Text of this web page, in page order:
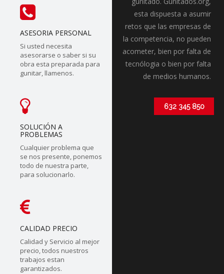
ASESORIA PERSONAL
Si usted necesita
asesorarse o saber si su
obra esta preparada para
gunitar, llamenos.
SOLUCIÓN A
PROBLEMAS
Cualquier problema que
se nos presente, ponemos
todo de nuestra parte,
para solucionarlo.
CALIDAD PRECIO
Calidad y Servicio al mejor
precio, todos nuestros
trabajos estan
garantizados.
esta dispuesta a asumir
retos que las empresas de
la competencia, no pueden
acometer, bien por falta de
tecnólogia o bien por falta
de medios humanos.
632 345 850